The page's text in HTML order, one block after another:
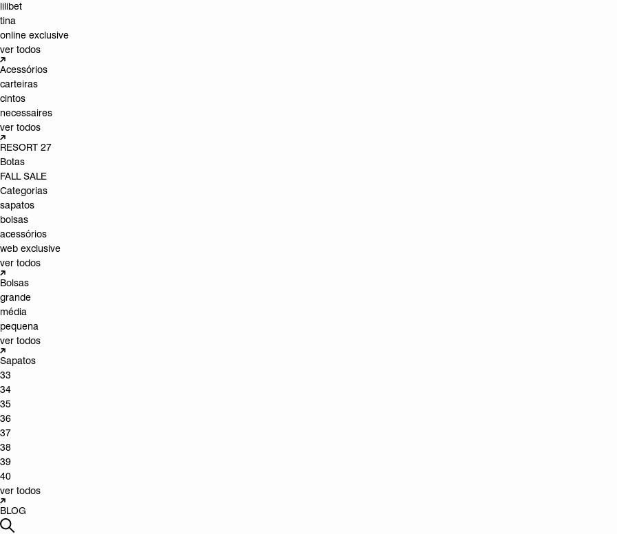
lilibet
tina
online exclusive
ver todos
Acessórios
carteiras
cintos
necessaires
ver todos
RESORT 27
Botas
FALL SALE
Categorias
sapatos
bolsas
acessórios
web exclusive
ver todos
Bolsas
grande
média
pequena
ver todos
Sapatos
33
34
35
36
37
38
39
40
ver todos
BLOG